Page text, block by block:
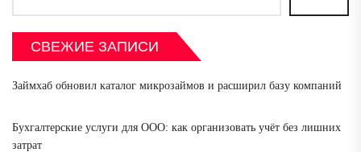
СВЕЖИЕ ЗАПИСИ
Займхаб обновил каталог микрозаймов и расширил базу компаний
Бухгалтерские услуги для ООО: как организовать учёт без лишних
затрат